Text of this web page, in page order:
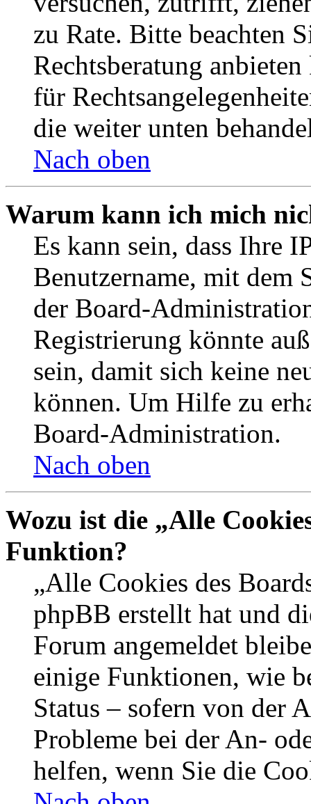
zu Rate. Bitte beachten
Rechtsberatung
für
die weiter unten
Nach oben
Warum kann ich mich
Es kann sein, dass Ihre
Benutzername, mit dem
der Board-
Registrierung könnte
sein, damit sich keine
können. Um Hilfe zu
Board-Administration.
Nach oben
Wozu ist die „Alle
Funktion?
„Alle Cookies des
phpBB erstellt hat und
Forum angemeldet
einige Funktionen, wie
Status – sofern von der
Probleme bei der An-
helfen, wenn Sie die